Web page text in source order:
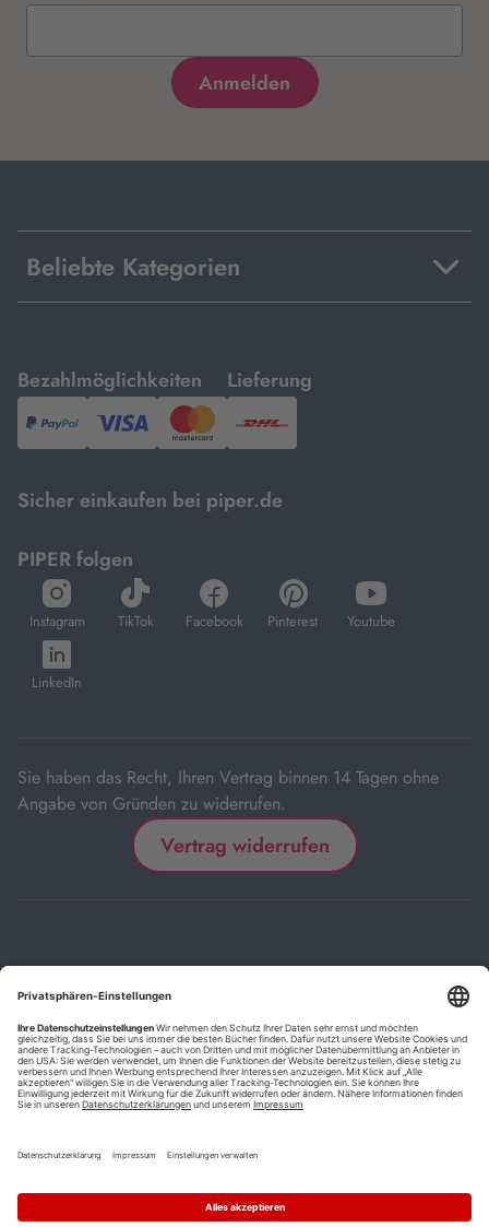
Beliebte Kategorien
Bezahlmöglichkeiten
mit
PayPal,Visa
und
Lieferung
mit
DHL.
Sicher einkaufen bei piper.de
PIPER folgen
Instagram
öffnet
in
neuem
Tab
TikTok
öffnet
in
Facebook
öffnet
in
Pinterest
öffnet
in
Youtube
öffnet
in
LinkedIn
öffnet
in
Sie haben das Recht, Ihren Vertrag binnen 14 Tagen ohne
Angabe von Gründen zu widerrufen.
Vertrag widerrufen
BarrierefreiheitserklärungCookie-Einstellungen
*
Die mit Sternchen (*) gekennzeichneten Links sind Affiliate-Links.
Wenn Sie auf einen solchen Link klicken und auf der Zielseite etwas
kaufen, bekommen wir vom betreffenden Anbieter oder Online-Shop
Kauf oder Preis.
Mehrwertsteuer.
Versand innerhalb Deutschlands versandkostenfrei ab 9,00 €